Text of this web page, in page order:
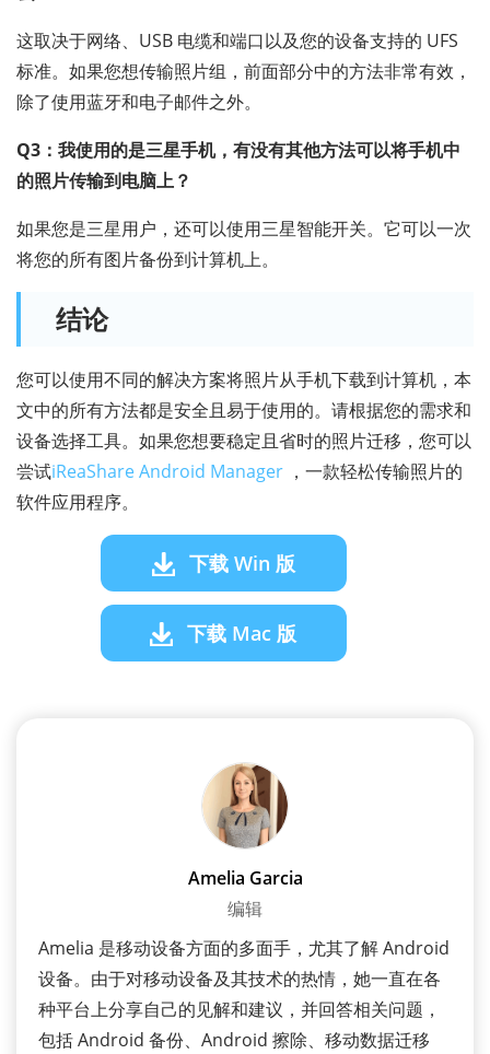
这取决于网络、USB 电缆和端口以及您的设备支持的 UFS
标准。如果您想传输照片组，前面部分中的方法非常有效，
除了使用蓝牙和电子邮件之外。
Q3：我使用的是三星手机，有没有其他方法可以将手机中
的照片传输到电脑上？
如果您是三星用户，还可以使用三星智能开关。它可以一次
将您的所有图片备份到计算机上。
结论
您可以使用不同的解决方案将照片从手机下载到计算机，本
文中的所有方法都是安全且易于使用的。请根据您的需求和
设备选择工具。如果您想要稳定且省时的照片迁移，您可以
尝试iReaShare Android Manager ，一款轻松传输照片的
软件应用程序。
下载 Win 版
下载 Mac 版
Amelia Garcia
编辑
Amelia 是移动设备方面的多面手，尤其了解 Android
设备。由于对移动设备及其技术的热情，她一直在各
种平台上分享自己的见解和建议，并回答相关问题，
包括 Android 备份、Android 擦除、移动数据迁移